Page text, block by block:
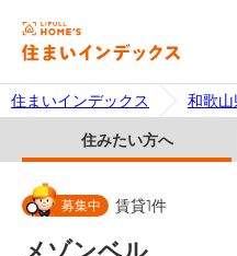
住まいインデックス 和歌
住みたい方へ
募集中 賃貸1件